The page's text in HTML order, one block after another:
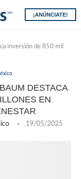
¡ANÚNCIATE!
inversión de 850 mil
DESTACA
EN
19/05/2025